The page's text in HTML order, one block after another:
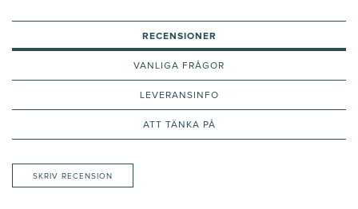
RECENSIONER
VANLIGA FRÅGOR
LEVERANSINFO
ATT TÄNKA PÅ
SKRIV RECENSION